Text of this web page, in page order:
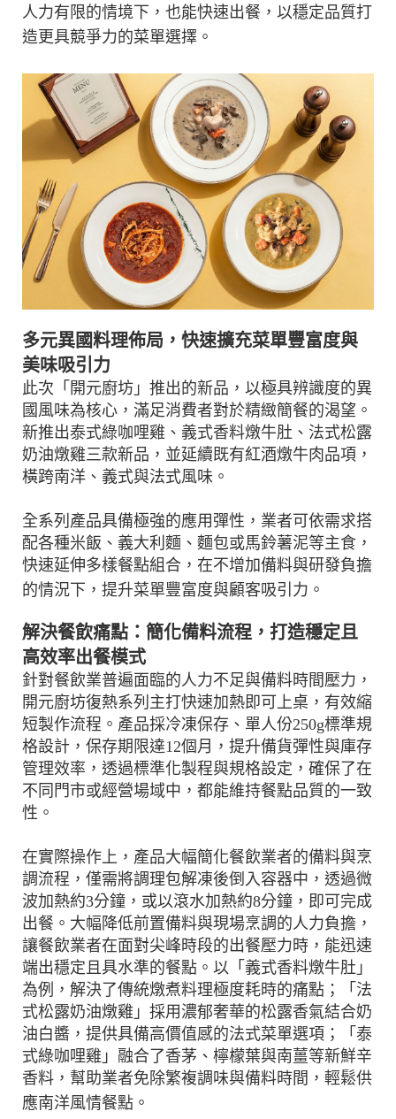
人力有限的情境下，也能快速出餐，以穩定品質打
造更具競爭力的菜單選擇。
多元異國料理佈局，快速擴充菜單豐富度與
美味吸引力
此次「開元廚坊」推出的新品，以極具辨識度的異
國風味為核心，滿足消費者對於精緻簡餐的渴望。
新推出泰式綠咖哩雞、義式香料燉牛肚、法式松露
奶油燉雞三款新品，並延續既有紅酒燉牛肉品項，
橫跨南洋、義式與法式風味。
全系列產品具備極強的應用彈性，業者可依需求搭
配各種米飯、義大利麵、麵包或馬鈴薯泥等主食，
快速延伸多樣餐點組合，在不增加備料與研發負擔
的情況下，提升菜單豐富度與顧客吸引力。
解決餐飲痛點：簡化備料流程，打造穩定且
高效率出餐模式
針對餐飲業普遍面臨的人力不足與備料時間壓力，
開元廚坊復熱系列主打快速加熱即可上桌，有效縮
短製作流程。產品採冷凍保存、單人份250g標準規
格設計，保存期限達12個月，提升備貨彈性與庫存
管理效率，透過標準化製程與規格設定，確保了在
不同門市或經營場域中，都能維持餐點品質的一致
性。
在實際操作上，產品大幅簡化餐飲業者的備料與烹
調流程，僅需將調理包解凍後倒入容器中，透過微
波加熱約3分鐘，或以滾水加熱約8分鐘，即可完成
出餐。大幅降低前置備料與現場烹調的人力負擔，
讓餐飲業者在面對尖峰時段的出餐壓力時，能迅速
端出穩定且具水準的餐點。以「義式香料燉牛肚」
為例，解決了傳統燉煮料理極度耗時的痛點；「法
式松露奶油燉雞」採用濃郁奢華的松露香氣結合奶
油白醬，提供具備高價值感的法式菜單選項；「泰
式綠咖哩雞」融合了香茅、檸檬葉與南薑等新鮮辛
香料，幫助業者免除繁複調味與備料時間，輕鬆供
應南洋風情餐點。